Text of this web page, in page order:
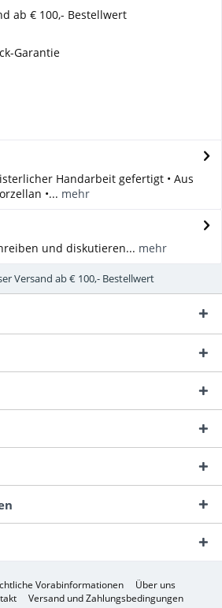
ab € 100,- Bestellwert
Garantie
Handarbeit gefertigt • Aus
•... mehr
und diskutieren... mehr
Versand ab € 100,- Bestellwert
Vorabinformationen
Über uns
Versand und Zahlungsbedingungen